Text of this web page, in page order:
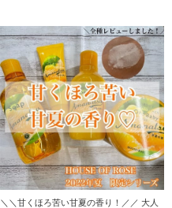
＼＼甘くほろ苦い甘夏の香り！／／ 大人